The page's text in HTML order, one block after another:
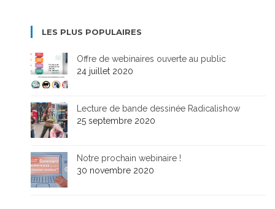
LES PLUS POPULAIRES
Offre de webinaires ouverte au public
24 juillet 2020
Lecture de bande dessinée Radicalishow
25 septembre 2020
Notre prochain webinaire !
30 novembre 2020